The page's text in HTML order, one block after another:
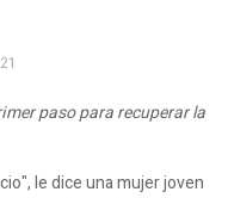
paso para recuperar la
le dice una mujer joven